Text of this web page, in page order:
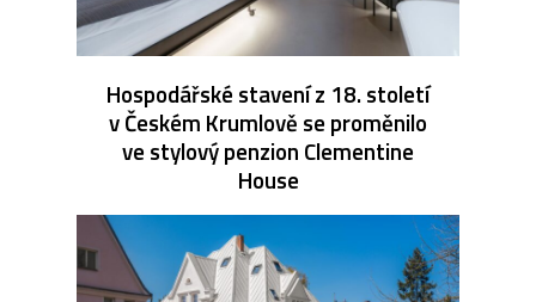
Hospodářské stavení z 18. století
v Českém Krumlově se proměnilo
ve stylový penzion Clementine
House